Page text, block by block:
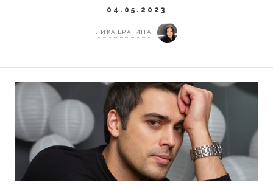
04.05.2023
ЛИКА БРАГИНА